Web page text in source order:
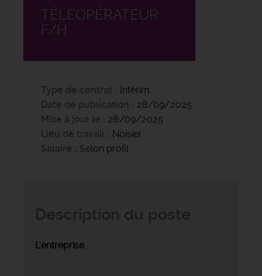
TÉLÉOPÉRATEUR
F/H
Type de contrat
Intérim
Date de publication
28/09/2025
Mise à jour le
28/09/2025
Lieu de travail
Noisiel
Salaire
Selon profil
L'entreprise